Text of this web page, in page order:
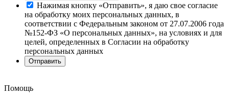
Нажимая кнопку «Отправить», я даю свое согласие
на обработку моих персональных данных, в
соответствии с Федеральным законом от 27.07.2006 года
№152-ФЗ «О персональных данных», на условиях и для
целей, определенных в Согласии на обработку
персональных данных
Помощь